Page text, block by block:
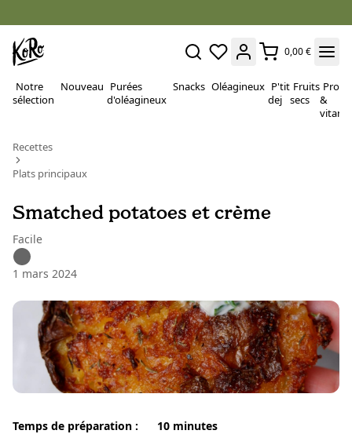
0,00 €
Notre
sélection
Nouveau Purées
d'oléagineux
Snacks Oléagineux P'tit
dej
Fruits
secs
&
Recettes
Plats principaux
Smatched potatoes et crème
Facile
1 mars 2024
Temps de préparation :
10 minutes